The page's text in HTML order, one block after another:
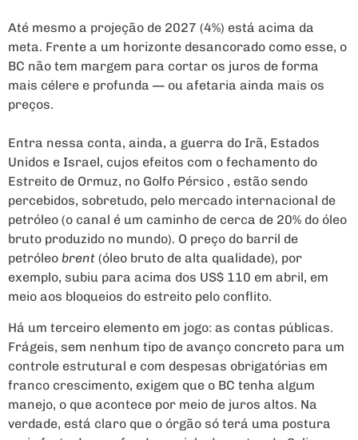
Até mesmo a projeção de 2027 (4%) está acima da
meta. Frente a um horizonte desancorado como esse, o
BC não tem margem para cortar os juros de forma
mais célere e profunda — ou afetaria ainda mais os
preços.
Entra nessa conta, ainda, a guerra do Irã, Estados
Unidos e Israel, cujos efeitos com o fechamento do
Estreito de Ormuz, no Golfo Pérsico , estão sendo
percebidos, sobretudo, pelo mercado internacional de
petróleo (o canal é um caminho de cerca de 20% do óleo
bruto produzido no mundo). O preço do barril de
petróleo brent (óleo bruto de alta qualidade), por
exemplo, subiu para acima dos US$ 110 em abril, em
meio aos bloqueios do estreito pelo conflito.
Há um terceiro elemento em jogo: as contas públicas.
Frágeis, sem nenhum tipo de avanço concreto para um
controle estrutural e com despesas obrigatórias em
franco crescimento, exigem que o BC tenha algum
manejo, o que acontece por meio de juros altos. Na
verdade, está claro que o órgão só terá uma postura